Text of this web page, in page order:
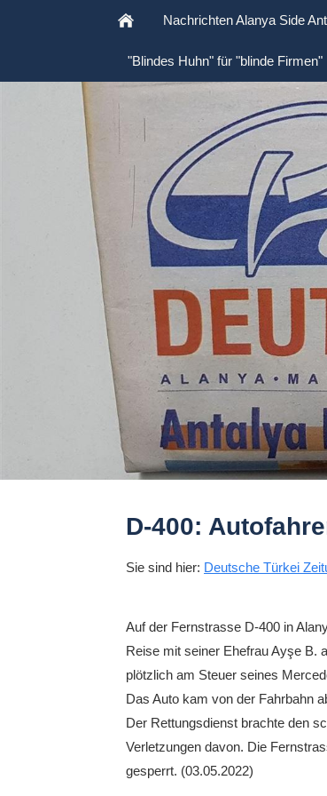
Nachrichten Alanya Side
"Blindes Huhn" für "blinde Firmen"
D-400:
Sie sind hier: Deutsche Türkei
Auf der Fernstrasse D-400 in
Reise mit seiner Ehefrau Ayşe B.
plötzlich am Steuer seines
Das Auto kam von der Fahrbahn
Der Rettungsdienst brachte den
Verletzungen davon. Die
gesperrt. (03.05.2022)